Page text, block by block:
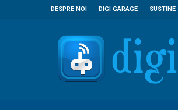
DESPRE NOI DIGI GARAGE SUSTINE